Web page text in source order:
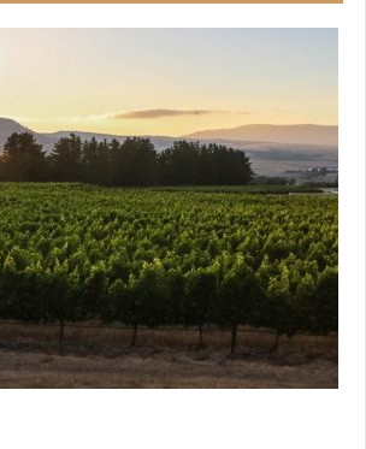
Produkt-
Details
zum Preis von 85,80 € in den
Warenkorb